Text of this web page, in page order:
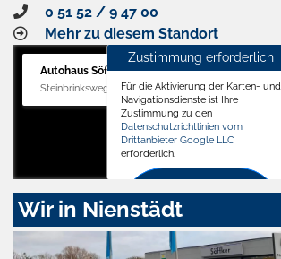
0 51 52 / 9 47 00
Mehr zu diesem Standort
Autohaus Söffker GmbH
Steinbrinksweg 12, 31840 Hessisch Oldendorf
Zustimmung erforderlich
Für die Aktivierung der Karten- und
Navigationsdienste ist Ihre
Zustimmung zu den
Datenschutzrichtlinien vom
Drittanbieter Google LLC
erforderlich.
Zustimmen
aktivieren
Wir in Nienstädt